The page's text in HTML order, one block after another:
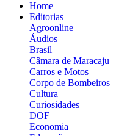
Home
Editorias
Agroonline
Áudios
Brasil
Câmara de Maracaju
Carros e Motos
Corpo de Bombeiros
Cultura
Curiosidades
DOF
Economia